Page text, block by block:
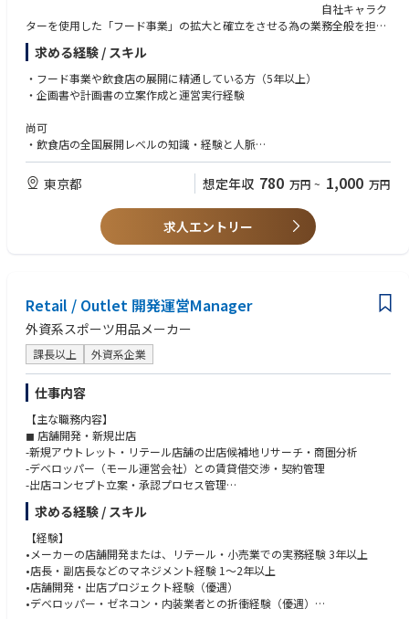
自社キャラク
ターを使用した「フード事業」の拡大と確立をさせる為の業務全般を担っ
ていただきます。
【具体的業務】
・フード事業全般（運営・営業・販売計画・企画立案・商品開発など）
・飲食事業拡大に向けて事業計画の作成（長期・中期・短期）
・拡大に向けての現状のフード事業の内容の把握とルールやマニュアルの
【ミッション】
会社全体の営業戦略を踏まえて、事業の営業戦略の事業計画の立案、現状
の直営飲食店と業務委託運営先と連携しながら営業・企画提案が求められ
ます。
求める経験 / スキル
・フード事業や飲食店の展開に精通している方（5年以上）
・企画書や計画書の立案作成と運営実行経験
尚可
・飲食店の全国展開レベルの知識・経験と人脈
・食品衛生法に精通
・飲食店の施工や機材などに精通
・メニュー開発経験
東京都 想定年収 780 万円 ~ 1,000 万円
求人エントリー
Retail / Outlet 開発運営Manager
外資系スポーツ用品メーカー
課長以上 外資系企業
仕事内容
【主な職務内容】
◼ 店舗開発・新規出店
-新規アウトレット・リテール店舗の出店候補地リサーチ・商圏分析
-デベロッパー（モール運営会社）との賃貸借交渉・契約管理
-出店コンセプト立案・承認プロセス管理
-店舗設計・内装工事の監修（ブランドガイドライン遵守）
-グランドオープンに向けた人員採用・研修・オペレーション構築
■商圏・マーケット分析
-競合スポーツブランド・アウトレット店舗の出店動向調査
-商圏人口・ターゲット顧客層（スポーツ愛好者・アウトレット来客層）の
分析
-分析のレポーティング・プレゼンテーション
求める経験 / スキル
【経験】
•メーカーの店舗開発または、リテール・小売業での実務経験 3年以上
•店長・副店長などのマネジメント経験 1〜2年以上
•店舗開発・出店プロジェクト経験（優遇）
•デベロッパー・ゼネコン・内装業者との折衝経験（優遇）